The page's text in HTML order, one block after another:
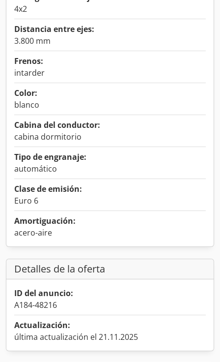
4x2
Distancia entre ejes:
3.800 mm
Frenos:
intarder
Color:
blanco
Cabina del conductor:
cabina dormitorio
Tipo de engranaje:
automático
Clase de emisión:
Euro 6
Amortiguación:
acero-aire
Detalles de la oferta
ID del anuncio:
A184-48216
Actualización:
última actualización el 21.11.2025